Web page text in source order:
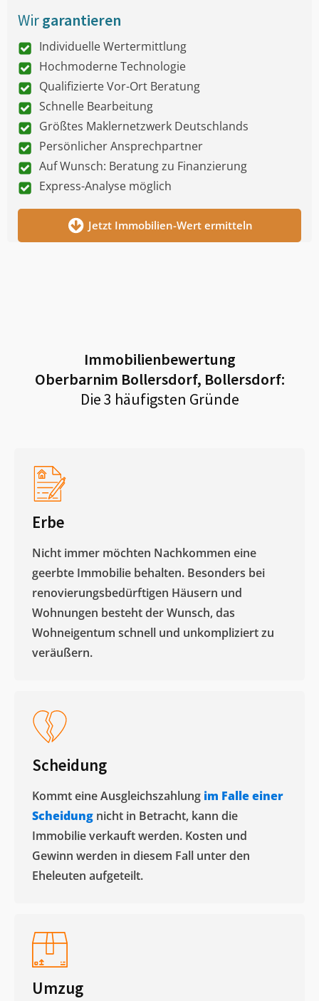
Wirgarantieren
Individuelle Wertermittlung
Hochmoderne Technologie
Qualifizierte Vor-Ort Beratung
Schnelle Bearbeitung
Größtes Maklernetzwerk Deutschlands
Persönlicher Ansprechpartner
Auf Wunsch: Beratung zu Finanzierung
Express-Analyse möglich
Jetzt Immobilien-Wert ermitteln
Immobilienbewertung
Oberbarnim Bollersdorf, Bollersdorf:
Die 3 häufigsten Gründe
Erbe
Nicht immer möchten Nachkommen eine
geerbte Immobilie behalten. Besonders bei
renovierungsbedürftigen Häusern und
Wohnungen besteht der Wunsch, das
Wohneigentum schnell und unkompliziert zu
veräußern. ​
Scheidung
Kommt eine Ausgleichszahlung im Falle einer
Scheidung nicht in Betracht, kann die
Immobilie verkauft werden. Kosten und
Gewinn werden in diesem Fall unter den
Eheleuten aufgeteilt.​
Umzug